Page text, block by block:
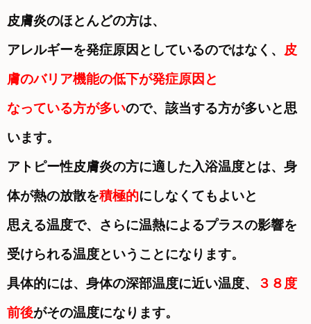
皮膚炎のほとんどの方は、
アレルギーを発症原因としているのではなく、 皮
膚のバリア機能の低下が発症原因と
なっている方が多いので、該当する方が多いと思
います。
アトピー性皮膚炎の方に適した入浴温度とは、身
体が熱の放散を積極的にしなくてもよいと
思える温度で、さらに温熱によるプラスの影響を
受けられる温度ということになります。
具体的には、身体の深部温度に近い温度、
３８度
前後がその温度になります。